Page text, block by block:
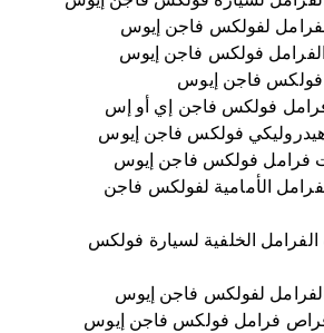
لفولكس فاجن إيوس
فولكس فاجن إيوس
فولكس فاجن إيوس
فولكس فاجن إي أو إس
فولكس فاجن إيوس
فرامل فولكس فاجن إيوس
الأمامية لفولكس فاجن
الفرامل الخلفية لسيارة فولكس
لفولكس فاجن إيوس
فرامل فولكس فاجن إيوس